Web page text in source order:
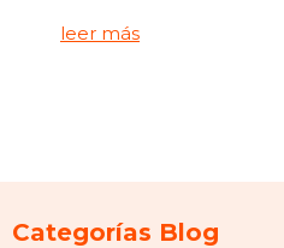
leer más
Categorías Blog